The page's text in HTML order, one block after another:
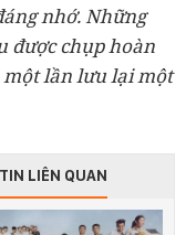
nhớ. Những
được chụp hoàn
lần lưu lại một
TIN LIÊN QUAN